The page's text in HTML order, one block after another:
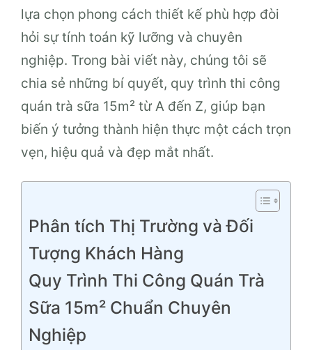
lựa chọn phong cách thiết kế phù hợp đòi
hỏi sự tính toán kỹ lưỡng và chuyên
nghiệp. Trong bài viết này, chúng tôi sẽ
chia sẻ những bí quyết, quy trình thi công
quán trà sữa 15m² từ A đến Z, giúp bạn
biến ý tưởng thành hiện thực một cách trọn
vẹn, hiệu quả và đẹp mắt nhất.
Phân tích Thị Trường và Đối
Tượng Khách Hàng
Quy Trình Thi Công Quán Trà
Sữa 15m² Chuẩn Chuyên
Nghiệp